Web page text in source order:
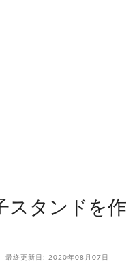
スタンドを作
最終更新日: 2020年08月07日